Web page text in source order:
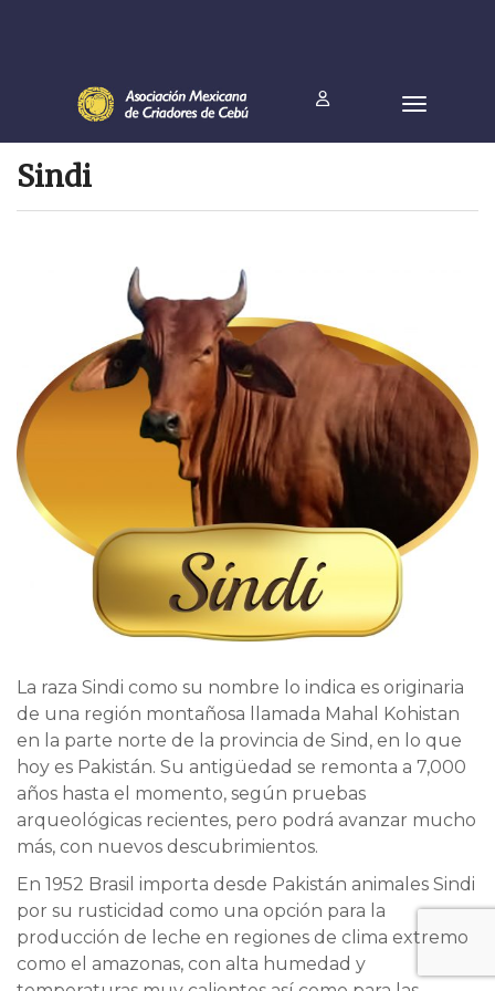
Sindi
La raza Sindi como su nombre lo indica es originaria
de una región montañosa llamada Mahal Kohistan
en la parte norte de la provincia de Sind, en lo que
hoy es Pakistán. Su antigüedad se remonta a 7,000
años hasta el momento, según pruebas
arqueológicas recientes, pero podrá avanzar mucho
más, con nuevos descubrimientos.
En 1952 Brasil importa desde Pakistán animales Sindi
por su rusticidad como una opción para la
producción de leche en regiones de clima extremo
como el amazonas, con alta humedad y